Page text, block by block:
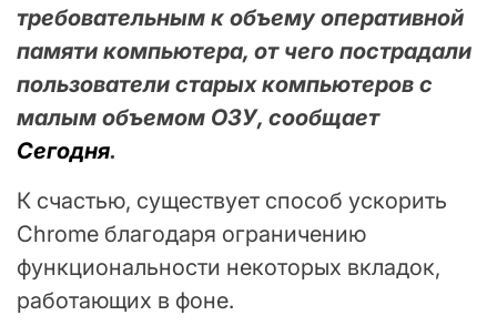
требовательным к объему оперативной
памяти компьютера, от чего пострадали
пользователи старых компьютеров с
малым объемом ОЗУ, сообщает
Сегодня.
К счастью, существует способ ускорить
Chrome благодаря ограничению
функциональности некоторых вкладок,
работающих в фоне.